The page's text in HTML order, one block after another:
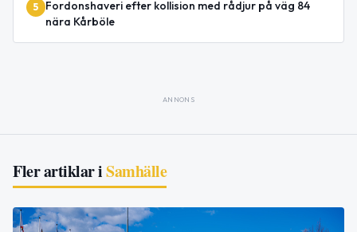
5
Fordonshaveri efter kollision med rådjur på väg 84
nära Kårböle
ANNONS
Fler artiklar iSamhälle